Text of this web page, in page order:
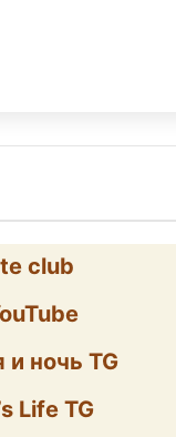
club
и ночь TG
Life TG